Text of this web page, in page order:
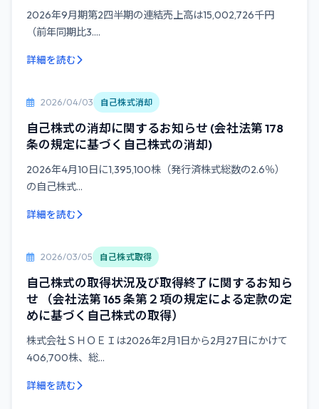
2026年9月期第2四半期の連結売上高は15,002,726千円
（前年同期比3....
詳細を読む
2026/04/03 自己株式消却
自己株式の消却に関するお知らせ (会社法第 178
条の規定に基づく自己株式の消却)
2026年4月10日に1,395,100株（発行済株式総数の2.6％）
の自己株式...
詳細を読む
2026/03/05 自己株式取得
自己株式の取得状況及び取得終了に関するお知ら
せ （会社法第 165 条第２項の規定による定款の定
めに基づく自己株式の取得）
株式会社ＳＨＯＥＩは2026年2月1日から2月27日にかけて
406,700株、総...
詳細を読む